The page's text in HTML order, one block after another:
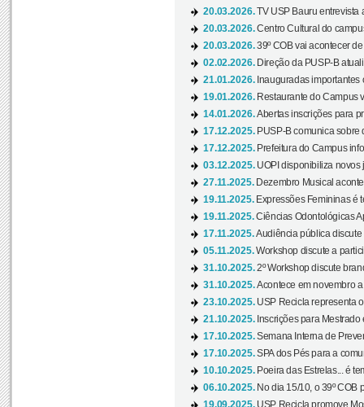
20.03.2026.TV USP Bauru entrevista
20.03.2026.Centro Cultural do
20.03.2026.39º COB vai acontecer
02.02.2026. Direção da PUSP-B
21.01.2026. Inauguradas
19.01.2026. Restaurante do Campus
14.01.2026.Abertas inscrições para
17.12.2025. PUSP-B comunica sobre
17.12.2025. Prefeitura do Campus
03.12.2025. UOPI disponibiliza novos
27.11.2025. Dezembro Musical
19.11.2025. Expressões Femininas é
19.11.2025.Ciências Odontológicas
17.11.2025.Audiência pública
05.11.2025.Workshop discute a
31.10.2025.2º Workshop discute
31.10.2025.Acontece em novembro
23.10.2025. USP Recicla representa
21.10.2025. Inscrições para
17.10.2025.Semana Interna de
17.10.2025.SPA dos Pés para a
10.10.2025. Poeira das Estrelas... é
06.10.2025. No dia 15/10, o 39º COB
19.09.2025. USP Recicla promove